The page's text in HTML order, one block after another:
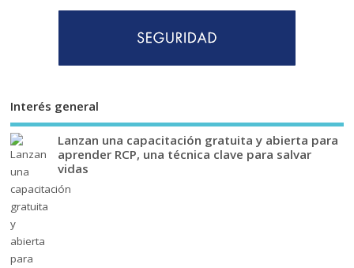
Interés general
Lanzan una capacitación gratuita y abierta para
aprender RCP, una técnica clave para salvar
vidas